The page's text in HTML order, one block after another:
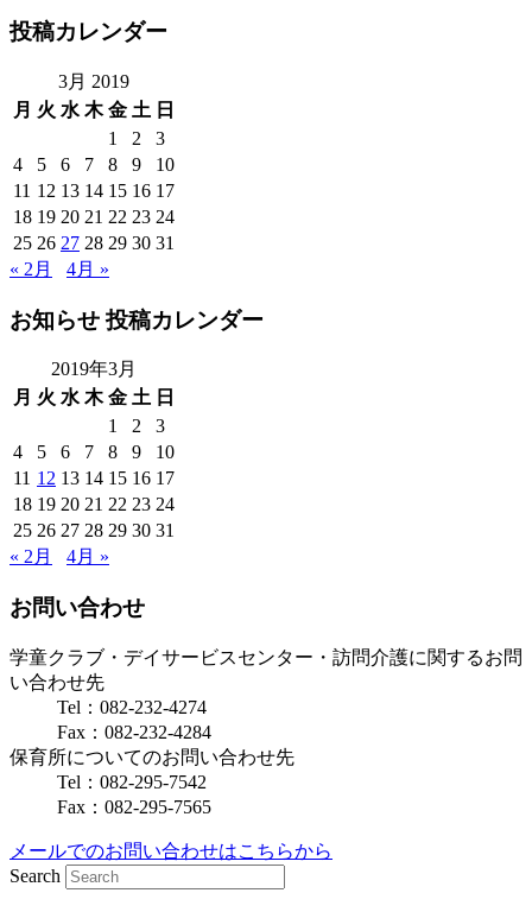
投稿カレンダー
3月 2019
月 火 水 木 金 土 日
1
2
3
4
5 6 7 8 9
10
11 12 13 14 15 16 17
18 19 20 21 22 23 24
25 26 27 28 29 30 31
« 2月
4月 »
お知らせ 投稿カレンダー
2019年3月
月 火 水 木 金 土 日
1
2
3
4
5 6 7 8 9
10
11 12 13 14 15 16 17
18 19 20 21 22 23 24
25 26 27 28 29 30 31
« 2月
4月 »
お問い合わせ
学童クラブ・デイサービスセンター・訪問介護に関するお問
い合わせ先
Tel：082-232-4274
Fax：082-232-4284
保育所についてのお問い合わせ先
Tel：082-295-7542
Fax：082-295-7565
メールでのお問い合わせはこちらから
Search